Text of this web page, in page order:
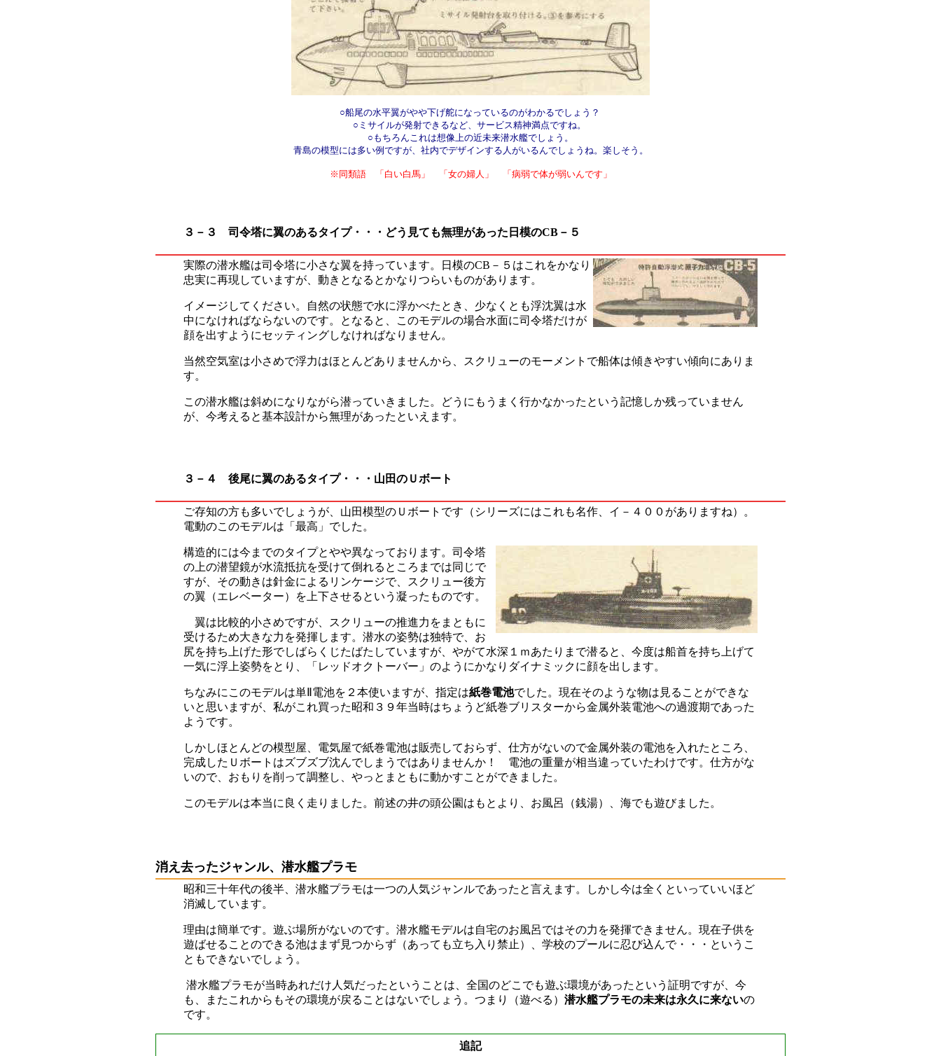
○船尾の水平翼がやや下げ舵になっているのがわかるでしょう？
○ミサイルが発射できるなど、サービス精神満点ですね。
○もちろんこれは想像上の近未来潜水艦でしょう。
青島の模型には多い例ですが、社内でデザインする人がいるんでしょうね。楽しそう。
※同類語 「白い白馬」 「女の婦人」 「病弱で体が弱いんです」
３－３ 司令塔に翼のあるタイプ・・・どう見ても無理があった日模のCB－５
実際の潜水艦は司令塔に小さな翼を持っています。日模のCB－５はこれをかなり
忠実に再現していますが、動きとなるとかなりつらいものがあります。
イメージしてください。自然の状態で水に浮かべたとき、少なくとも浮沈翼は水
中になければならないのです。となると、このモデルの場合水面に司令塔だけが
顔を出すようにセッティングしなければなりません。
当然空気室は小さめで浮力はほとんどありませんから、スクリューのモーメントで船体は傾きやすい傾向にありま
す。
この潜水艦は斜めになりながら潜っていきました。どうにもうまく行かなかったという記憶しか残っていません
が、今考えると基本設計から無理があったといえます。
３－４ 後尾に翼のあるタイプ・・・山田のＵボート
ご存知の方も多いでしょうが、山田模型のＵボートです（シリーズにはこれも名作、イ－４００がありますね）。
電動のこのモデルは「最高」でした。
構造的には今までのタイプとやや異なっております。司令塔
の上の潜望鏡が水流抵抗を受けて倒れるところまでは同じで
すが、その動きは針金によるリンケージで、スクリュー後方
の翼（エレベーター）を上下させるという凝ったものです。
翼は比較的小さめですが、スクリューの推進力をまともに
受けるため大きな力を発揮します。潜水の姿勢は独特で、お
尻を持ち上げた形でしばらくじたばたしていますが、やがて水深１ｍあたりまで潜ると、今度は船首を持ち上げて
一気に浮上姿勢をとり、「レッドオクトーバー」のようにかなりダイナミックに顔を出します。
ちなみにこのモデルは単Ⅱ電池を２本使いますが、指定は紙巻電池でした。現在そのような物は見ることができな
いと思いますが、私がこれ買った昭和３９年当時はちょうど紙巻ブリスターから金属外装電池への過渡期であった
ようです。
しかしほとんどの模型屋、電気屋で紙巻電池は販売しておらず、仕方がないので金属外装の電池を入れたところ、
完成したＵボートはズブズブ沈んでしまうではありませんか！ 電池の重量が相当違っていたわけです。仕方がな
いので、おもりを削って調整し、やっとまともに動かすことができました。
このモデルは本当に良く走りました。前述の井の頭公園はもとより、お風呂（銭湯）、海でも遊びました。
消え去ったジャンル、潜水艦プラモ
昭和三十年代の後半、潜水艦プラモは一つの人気ジャンルであったと言えます。しかし今は全くといっていいほど
消滅しています。
理由は簡単です。遊ぶ場所がないのです。潜水艦モデルは自宅のお風呂ではその力を発揮できません。現在子供を
遊ばせることのできる池はまず見つからず（あっても立ち入り禁止）、学校のプールに忍び込んで・・・というこ
ともできないでしょう。
潜水艦プラモが当時あれだけ人気だったということは、全国のどこでも遊ぶ環境があったという証明ですが、今
も、またこれからもその環境が戻ることはないでしょう。つまり（遊べる） 潜水艦プラモの未来は永久に来ないの
です。
追記